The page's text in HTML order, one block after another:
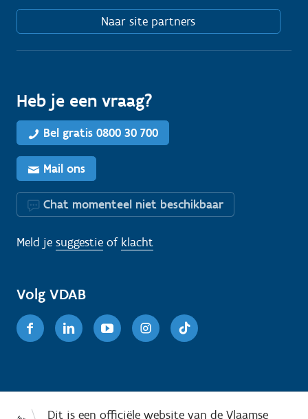
?
Naar site partners
Heb je een vraag?
Bel gratis 0800 30 700
Mail ons
Chat momenteel niet beschikbaar
Meld je suggestie of klacht
Volg VDAB
FacebookLinkedinYoutubeInstagram